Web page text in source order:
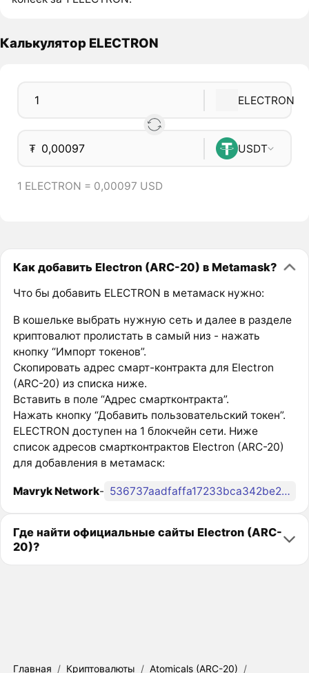
Калькулятор ELECTRON
ELECTRON
₮ USDT
1 ELECTRON = 0,00097 USD
Как добавить Electron (ARC-20) в Metamask?
Что бы добавить ELECTRON в метамаск нужно:
В кошельке выбрать нужную сеть и далее в разделе
криптовалют пролистать в самый низ - нажать
кнопку “Импорт токенов”.
Скопировать адрес смарт-контракта для Electron
(ARC-20) из списка ниже.
Вставить в поле “Адрес смартконтракта”.
Нажать кнопку “Добавить пользовательский токен”.
ELECTRON доступен на 1 блокчейн сети. Ниже
список адресов смартконтрактов Electron (ARC-20)
для добавления в метамаск:
Mavryk Network- 536737aadfaffa17233bca342be2571e14916f6a29003ff4766d515283e68e90i0
Где найти официальные сайты Electron (ARC-
20)?
Главная / Криптовалюты / Atomicals (ARC-20) /